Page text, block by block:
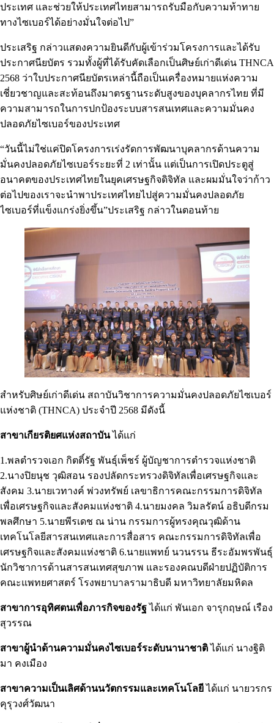
ประเทศ และช่วยให้ประเทศไทยสามารถรับมือกับความท้าทาย
ทางไซเบอร์ได้อย่างมั่นใจต่อไป”
ประเสริฐ กล่าวแสดงความยินดีกับผู้เข้าร่วมโครงการและได้รับ
ประกาศนียบัตร รวมทั้งผู้ที่ได้รับคัดเลือกเป็นศิษย์เก่าดีเด่น THNCA
2568 ว่าใบประกาศนียบัตรเหล่านี้ถือเป็นเครื่องหมายแห่งความ
เชี่ยวชาญและสะท้อนถึงมาตรฐานระดับสูงของบุคลากรไทย ที่มี
ความสามารถในการปกป้องระบบสารสนเทศและความมั่นคง
ปลอดภัยไซเบอร์ของประเทศ
“วันนี้ไม่ใช่แค่ปิดโครงการเร่งรัดการพัฒนาบุคลากรด้านความ
มั่นคงปลอดภัยไซเบอร์ระยะที่ 2 เท่านั้น แต่เป็นการเปิดประตูสู่
อนาคตของประเทศไทยในยุคเศรษฐกิจดิจิทัล และผมมั่นใจว่าก้าว
ต่อไปของเราจะนำพาประเทศไทยไปสู่ความมั่นคงปลอดภัย
ไซเบอร์ที่แข็งแกร่งยิ่งขึ้น”ประเสริฐ กล่าวในตอนท้าย
สำหรับศิษย์เก่าดีเด่น สถาบันวิชาการความมั่นคงปลอดภัยไซเบอร์
แห่งชาติ (THNCA) ประจำปี 2568 มีดังนี้
สาขาเกียรติยศแห่งสถาบันได้แก่
1.พลตำรวจเอก กิตติ์รัฐ พันธุ์เพ็ชร์ ผู้บัญชาการตำรวจแห่งชาติ
2.นางปิยนุช วุฒิสอน รองปลัดกระทรวงดิจิทัลเพื่อเศรษฐกิจและ
สังคม 3.นายเวทางค์ พ่วงทรัพย์ เลขาธิการคณะกรรมการดิจิทัล
เพื่อเศรษฐกิจและสังคมแห่งชาติ 4.นายมงคล วิมลรัตน์ อธิบดีกรม
พลศึกษา 5.นายพีรเดช ณ น่าน กรรมการผู้ทรงคุณวุฒิด้าน
เทคโนโลยีสารสนเทศและการสื่อสาร คณะกรรมการดิจิทัลเพื่อ
เศรษฐกิจและสังคมแห่งชาติ 6.นายแพทย์ นวนรรน ธีระอัมพรพันธุ์
นักวิชาการด้านสารสนเทศสุขภาพ และรองคณบดีฝ่ายปฏิบัติการ
คณะแพทยศาสตร์ โรงพยาบาลรามาธิบดี มหาวิทยาลัยมหิดล
สาขาการอุทิศตนเพื่อภารกิจของรัฐได้แก่ พันเอก จารุกฤษณ์ เรือง
สุวรรณ
สาขาผู้นำด้านความมั่นคงไซเบอร์ระดับนานาชาติได้แก่ นางฐิติ
มา คงเมือง
สาขาความเป็นเลิศด้านนวัตกรรมและเทคโนโลยีได้แก่ นายวรกร
คุรุวงศ์วัฒนา